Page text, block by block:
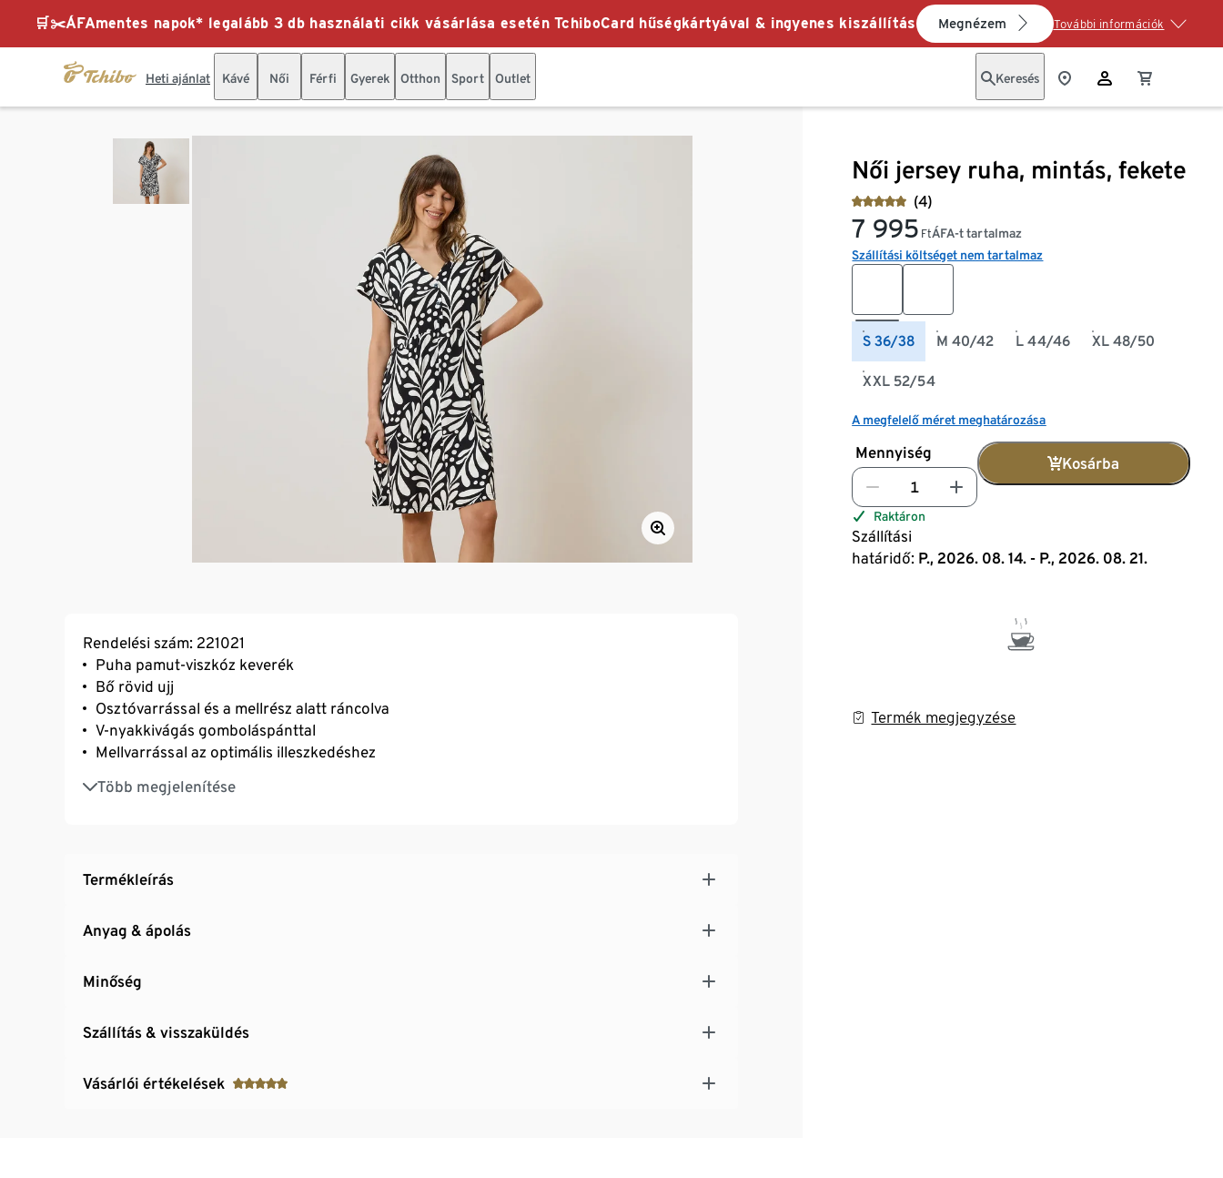
🛒✂️ÁFAmentes napok* legalább 3 db használati cikk vásárlása esetén TchiboCard hűségkártyával & ingyenes kiszállítás Megnézem További információk
Heti ajánlat Kávé Női Férfi Gyerek Otthon Sport Outlet Keresés
Női jersey ruha, mintás, fekete
(4)
7 995 FtÁFA-t tartalmaz
Szállítási költséget nem tartalmaz
S 36/38 M 40/42 L 44/46 XL 48/50
XXL 52/54
A megfelelő méret meghatározása
Mennyiség
Kosárba
Raktáron
Szállítási
határidő: P., 2026. 08. 14. - P., 2026. 08. 21.
Termék megjegyzése
Rendelési szám: 221021
Puha pamut-viszkóz keverék
Bő rövid ujj
Osztóvarrással és a mellrész alatt ráncolva
V-nyakkivágás gomboláspánttal
Mellvarrással az optimális illeszkedéshez
Több megjelenítése
Modern leveles nyomott minta
Termékleírás
Anyag & ápolás
Minőség
Szállítás & visszaküldés
Vásárlói értékelések